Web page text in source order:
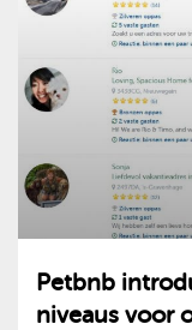
Petbnb
niveaus voor